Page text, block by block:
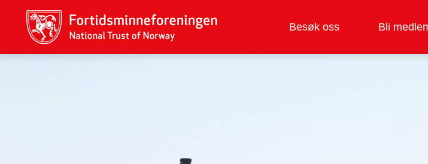
Besøk oss Bli